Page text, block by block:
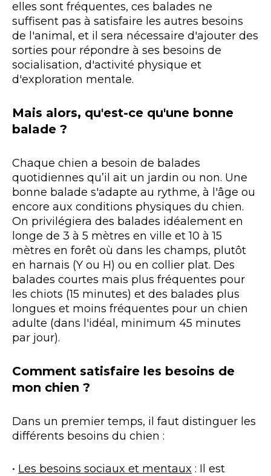
elles sont fréquentes, ces balades ne
suffisent pas à satisfaire les autres besoins
de l'animal, et il sera nécessaire d'ajouter des
sorties pour répondre à ses besoins de
socialisation, d'activité physique et
d'exploration mentale.
Mais alors, qu'est-ce qu'une bonne
balade ?
Chaque chien a besoin de balades
quotidiennes qu’il ait un jardin ou non. Une
bonne balade s'adapte au rythme, à l'âge ou
encore aux conditions physiques du chien.
On privilégiera des balades idéalement en
longe de 3 à 5 mètres en ville et 10 à 15
mètres en forêt où dans les champs, plutôt
en harnais (Y ou H) ou en collier plat. Des
balades courtes mais plus fréquentes pour
les chiots (15 minutes) et des balades plus
longues et moins fréquentes pour un chien
adulte (dans l'idéal, minimum 45 minutes
par jour).
Comment satisfaire les besoins de
mon chien ?
Dans un premier temps, il faut distinguer les
différents besoins du chien :
• Les besoins sociaux et mentaux : Il est